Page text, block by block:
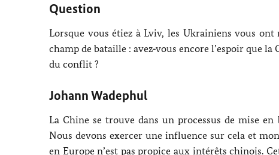
Question
Lorsque vous étiez à Lviv, les Ukrainiens vous
champ de bataille : avez‑vous encore l’espoir que
du conflit ?
Johann Wadephul
La Chine se trouve dans un processus de mise
Nous devons exercer une influence sur cela et
en Europe n’est pas propice aux intérêts chinois.